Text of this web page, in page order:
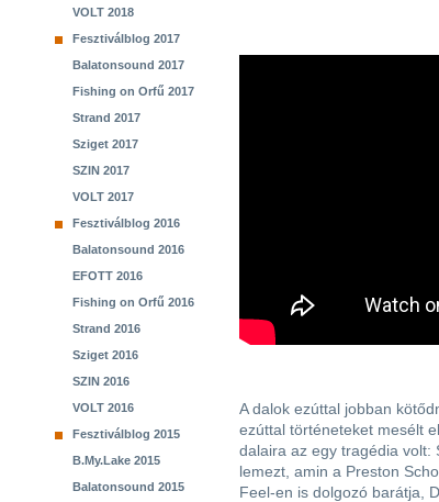
VOLT 2018
Fesztiválblog 2017
Balatonsound 2017
Fishing on Orfű 2017
Strand 2017
Sziget 2017
SZIN 2017
VOLT 2017
Fesztiválblog 2016
Balatonsound 2016
EFOTT 2016
Fishing on Orfű 2016
Strand 2016
Sziget 2016
SZIN 2016
VOLT 2016
Fesztiválblog 2015
B.My.Lake 2015
Balatonsound 2015
A dalok ezúttal jobban
ezúttal történeteket mesélt
dalaira az egy tragédia volt:
lemezt, amin a Preston
Feel-en is dolgozó barátja,